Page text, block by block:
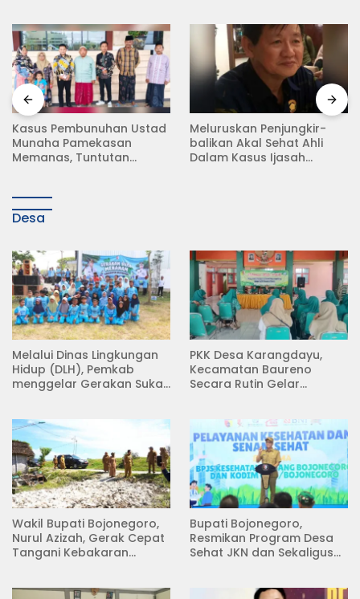
Meluruskan Penjungkir-
balikan Akal Sehat Ahli
Dalam Kasus Ijasah
Rampas Motor Tanpa
Surat Resmi, Modus Baru
Debt Collector di Jalan
Desa
Melalui Dinas Lingkungan
Hidup (DLH), Pemkab
menggelar Gerakan Suka
PKK Desa Karangdayu,
Kecamatan Baureno
Secara Rutin Gelar
Wakil Bupati Bojonegoro,
Nurul Azizah, Gerak Cepat
Tangani Kebakaran
Bupati Bojonegoro,
Resmikan Program Desa
Sehat JKN dan Sekaligus